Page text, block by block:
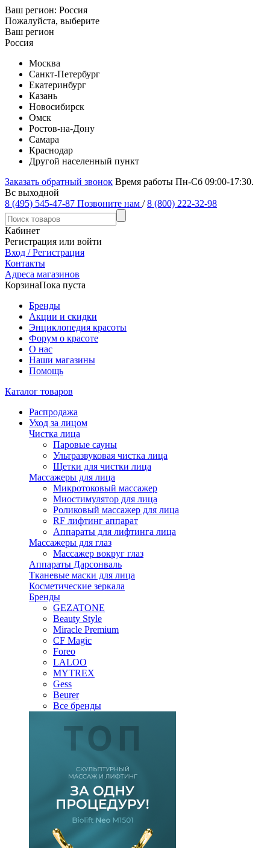
Ваш регион: Россия
Пожалуйста, выберите
Ваш регион
Россия
Москва
Санкт-Петербург
Екатеринбург
Казань
Новосибирск
Омск
Ростов-на-Дону
Самара
Краснодар
Другой населенный пункт
Заказать обратный звонок Время работы Пн-Сб 09:00-17:30.
Вс выходной
8 (495) 545-47-87 Позвоните нам / 8 (800) 222-32-98
Кабинет
Регистрация или войти
Вход / Регистрация
Контакты
Адреса магазинов
КорзинаПока пуста
Бренды
Акции и скидки
Энциклопедия красоты
Форум о красоте
О нас
Наши магазины
Помощь
Каталог товаров
Распродажа
Уход за лицом
Чистка лица
Паровые сауны
Ультразвуковая чистка лица
Щетки для чистки лица
Массажеры для лица
Микротоковый массажер
Миостимулятор для лица
Роликовый массажер для лица
RF лифтинг аппарат
Аппараты для лифтинга лица
Массажеры для глаз
Массажер вокруг глаз
Аппараты Дарсонваль
Тканевые маски для лица
Косметические зеркала
Бренды
GEZATONE
Beauty Style
Miracle Premium
CF Magic
Foreo
LALOO
MYTREX
Gess
Beurer
Все бренды